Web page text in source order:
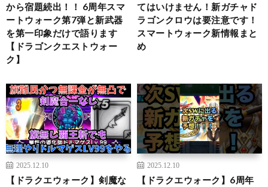
から宿題続出！！ 6周年スマ
ートウォーク第7弾と新武器
を第一印象だけで語ります
【ドラゴンクエストウォー
ク】
てはいけません！新ガチャド
ラゴンクロウは要注意です！
スマートウォーク新情報まと
め
2025.12.10
【ドラクエウォーク】剣魔な
2025.12.10
【ドラクエウォーク】6周年